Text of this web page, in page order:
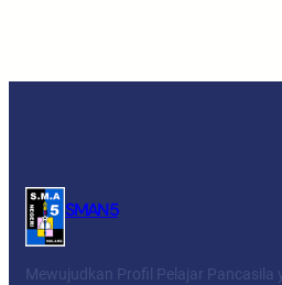
SMAN 5
Mewujudkan Profil Pelajar Pancasila